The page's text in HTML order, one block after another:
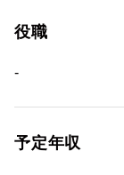
役職
-
予定年収